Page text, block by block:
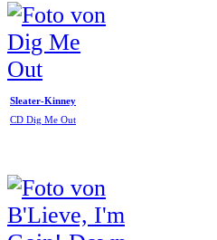
Sleater-Kinney
CD Dig Me Out